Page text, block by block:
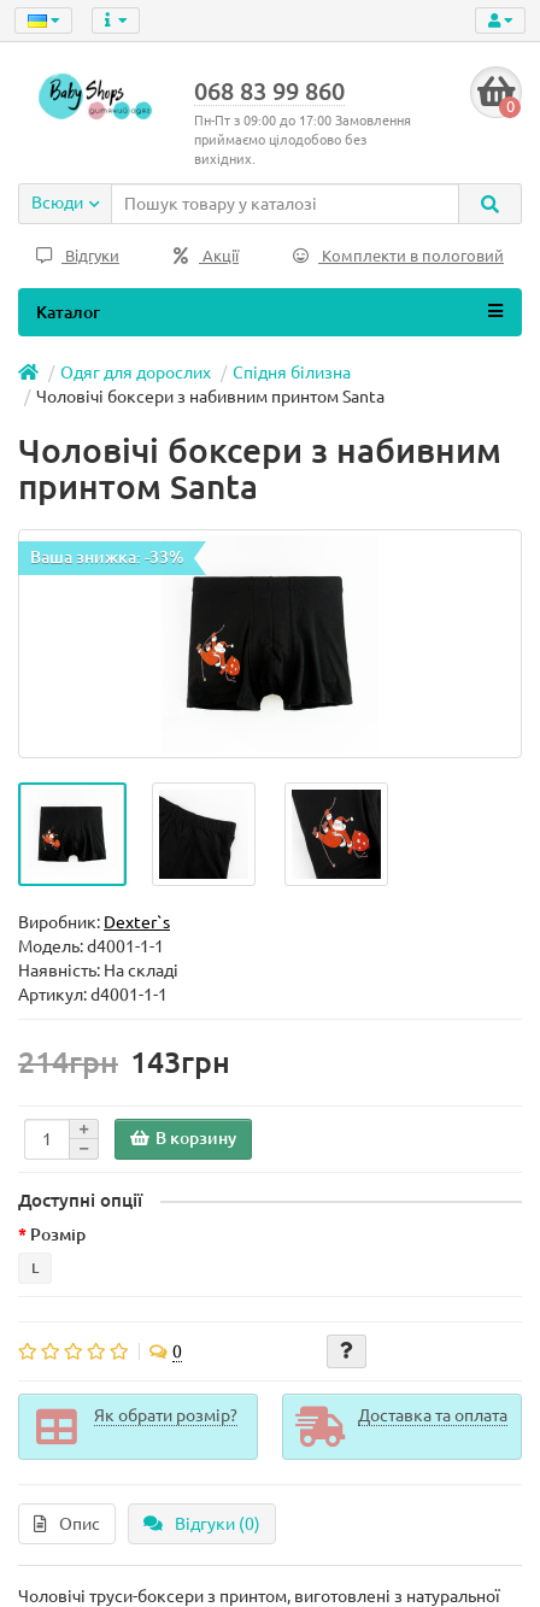
068 83 99 860
Пн-Пт з 09:00 до 17:00 Замовлення
приймаємо цілодобово без
вихідних.
0
Всюди
Відгуки Акції Комплекти в пологовий
Каталог
Одяг для дорослих
Спідня білизна
Чоловічі боксери з набивним принтом Santa
Чоловічі боксери з набивним
принтом Santa
Ваша знижка: -33%
Виробник: Dexter`s
Модель:d4001-1-1
Наявність: На складі
Артикул: d4001-1-1
214грн 143грн
В корзину
Доступні опції
Розмір
L
0
Як обрати розмір? Доставка та оплата
Опис Відгуки (0)
Чоловічі труси-боксери з принтом, виготовлені з натуральної